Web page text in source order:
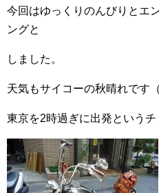
今回はゆっくりのんびりとエ
ングと
しました。
天気もサイコーの秋晴れです
東京を2時過ぎに出発というチ